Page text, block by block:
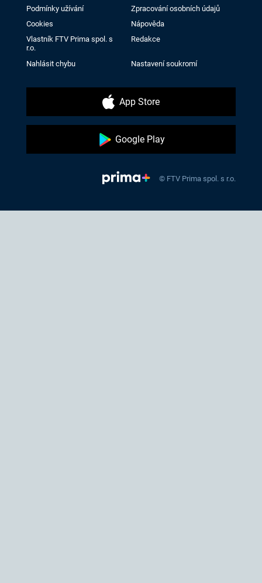
Podmínky užívání
Zpracování osobních údajů
Cookies
Nápověda
Vlastník FTV Prima spol. s
r.o.
Redakce
Nahlásit chybu Nastavení soukromí
App Store
Google Play
© FTV Prima spol. s r.o.